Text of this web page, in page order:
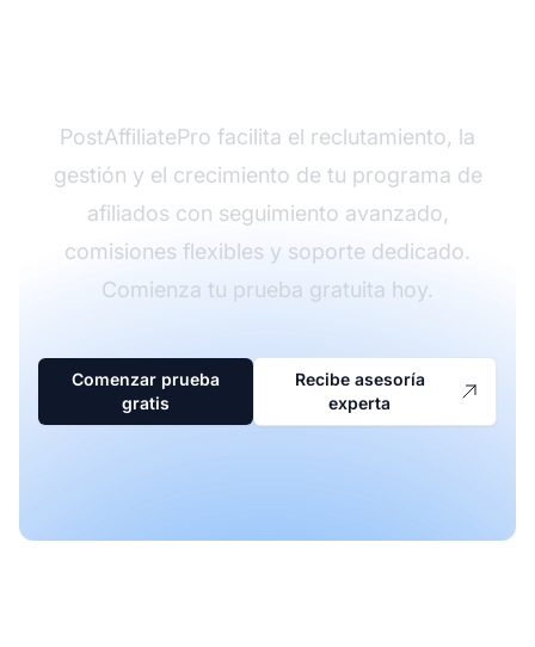
PostAffiliatePro facilita el reclutamiento, la
gestión y el crecimiento de tu programa de
afiliados con seguimiento avanzado,
comisiones flexibles y soporte dedicado.
Comienza tu prueba gratuita hoy.
Comenzar prueba
gratis
Recibe asesoría
experta